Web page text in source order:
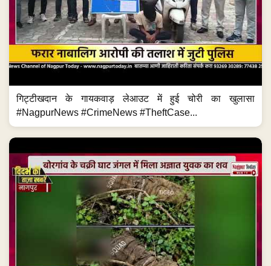
गिट्टीखदान के गायकवाड़ लेआउट में हुई चोरी का खुलासा
#NagpurNews #CrimeNews #TheftCase...